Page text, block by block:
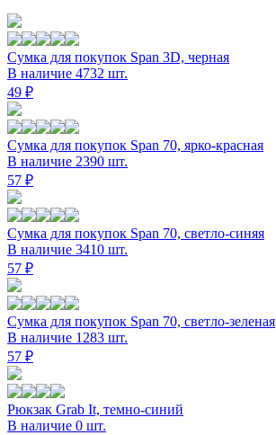
Сумка для покупок Span 3D, черная
В наличие 4732 шт.
49 ₽
Сумка для покупок Span 70, ярко-красная
В наличие 2390 шт.
57 ₽
Сумка для покупок Span 70, светло-синяя
В наличие 3410 шт.
57 ₽
Сумка для покупок Span 70, светло-зеленая
В наличие 1283 шт.
57 ₽
Рюкзак Grab It, темно-синий
В наличие 0 шт.